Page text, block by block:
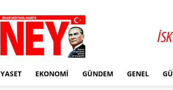
Gazete
Güney
EKONOMI GÜNDEM GENEL